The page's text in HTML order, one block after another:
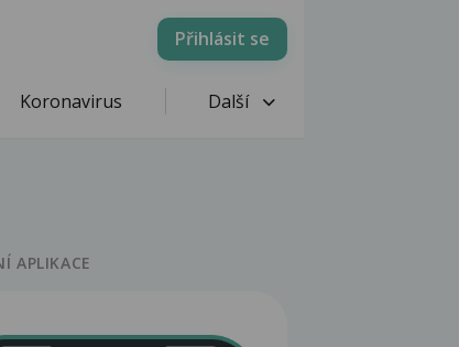
Přihlásit se
Koronavirus Další
APLIKACE